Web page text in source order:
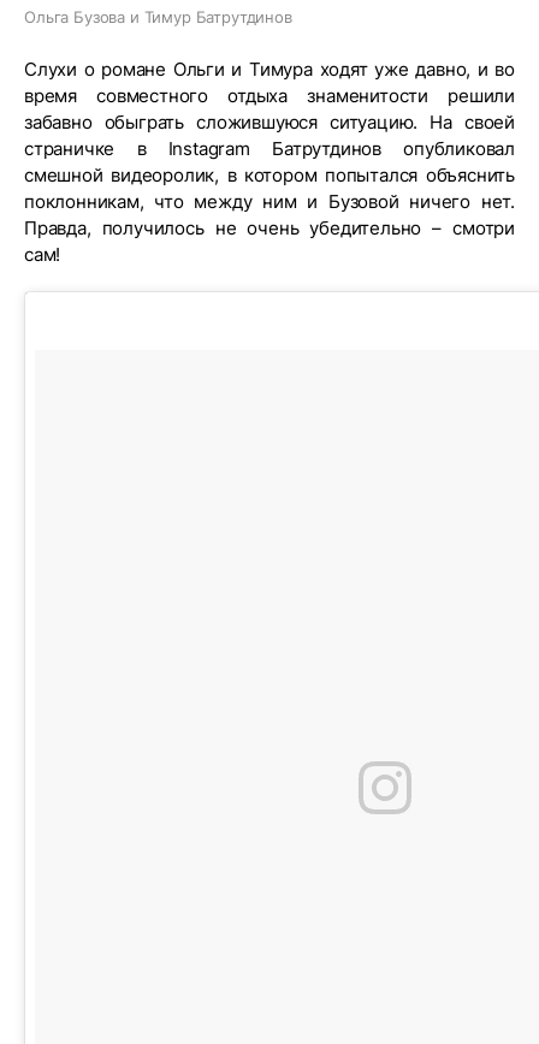
Ольга Бузова и Тимур Батрутдинов
Слухи о романе Ольги и Тимура ходят уже давно, и во
время совместного отдыха знаменитости решили
забавно обыграть сложившуюся ситуацию. На своей
страничке в Instagram Батрутдинов опубликовал
смешной видеоролик, в котором попытался объяснить
поклонникам, что между ним и Бузовой ничего нет.
Правда, получилось не очень убедительно – смотри
сам!